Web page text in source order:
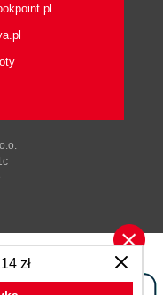
Azure Functions
Logs
in host.json
Azure CLI
Azure
the Azure portal
and
zł